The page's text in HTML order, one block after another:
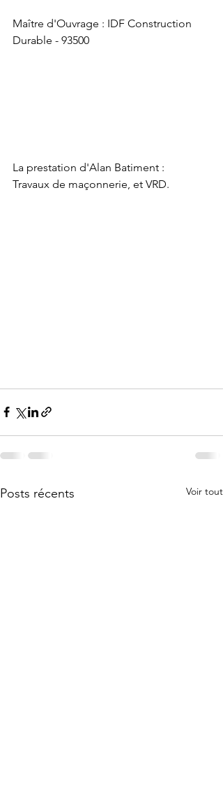
Maître d'Ouvrage : IDF Construction
Durable - 93500
La prestation d'Alan Batiment :
Travaux de maçonnerie, et VRD.
Posts récents Voir tout